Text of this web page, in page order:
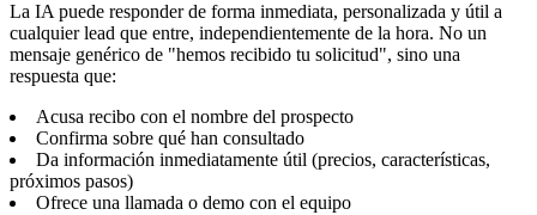
La IA puede responder de forma inmediata, personalizada y útil a
cualquier lead que entre, independientemente de la hora. No un
mensaje genérico de "hemos recibido tu solicitud", sino una
respuesta que:
Acusa recibo con el nombre del prospecto
Confirma sobre qué han consultado
Da información inmediatamente útil (precios, características,
próximos pasos)
Ofrece una llamada o demo con el equipo